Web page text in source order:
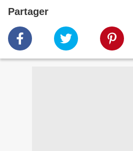
Partager